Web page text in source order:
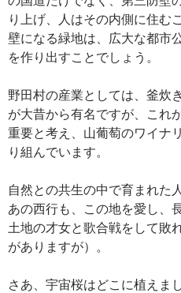
り上げ、人はその内側に住む
壁になる緑地は、広大な都市
を作り出すことでしょう。
野田村の産業としては、釜炊
が大昔から有名ですが、これ
重要と考え、山葡萄のワイナ
り組んでいます。
自然との共生の中で育まれた
あの西行も、この地を愛し、
土地の才女と歌合戦をして敗
がありますが）。
さあ、宇宙桜はどこに植えま